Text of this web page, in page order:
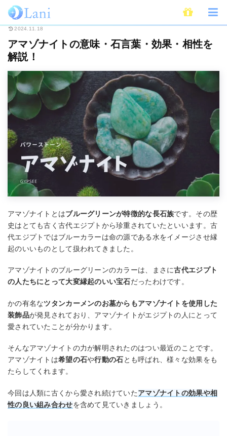
ホーム スピリチュアル アマゾナイトの意味・石言葉・
2024.11.18
アマゾナイトの意味・石言葉・効果・相性を
解説！
アマゾナイトとはブルーグリーンが特徴的な長石族です。その歴
史はとても古く古代エジプトから珍重されていたといいます。古
代エジプトではブルーカラーは命の源である水をイメージさせ縁
起のいいものとして扱われてきました。
アマゾナイトのブルーグリーンのカラーは、まさに古代エジプト
の人たちにとって大変縁起のいい宝石だったわけです。
かの有名なツタンカーメンのお墓からもアマゾナイトを使用した
装飾品が発見されており、アマゾナイトがエジプトの人にとって
愛されていたことが分かります。
そんなアマゾナイトの力が解明されたのはつい最近のことです。
アマゾナイトは希望の石や行動の石とも呼ばれ、様々な効果をも
たらしてくれます。
今回は人類に古くから愛され続けていたアマゾナイトの効果や相
性の良い組み合わせを含めて見ていきましょう。